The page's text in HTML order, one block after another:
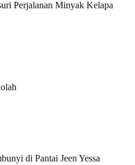
Perjalanan Minyak Kelapa
di Pantai Jeen Yessa